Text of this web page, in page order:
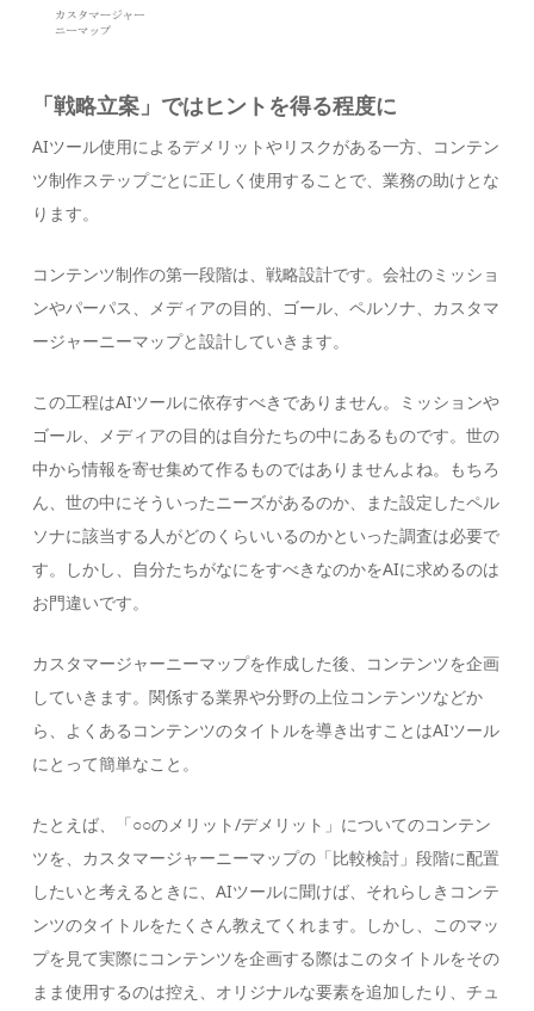
「戦略立案」ではヒントを得る程度に
AIツール使用によるデメリットやリスクがある一方、コンテン
ツ制作ステップごとに正しく使用することで、業務の助けとな
ります。
コンテンツ制作の第一段階は、戦略設計です。会社のミッショ
ンやパーパス、メディアの目的、ゴール、ペルソナ、カスタマ
ージャーニーマップと設計していきます。
この工程はAIツールに依存すべきでありません。ミッションや
ゴール、メディアの目的は自分たちの中にあるものです。世の
中から情報を寄せ集めて作るものではありませんよね。もちろ
ん、世の中にそういったニーズがあるのか、また設定したペル
ソナに該当する人がどのくらいいるのかといった調査は必要で
す。しかし、自分たちがなにをすべきなのかをAIに求めるのは
お門違いです。
カスタマージャーニーマップを作成した後、コンテンツを企画
していきます。関係する業界や分野の上位コンテンツなどか
ら、よくあるコンテンツのタイトルを導き出すことはAIツール
にとって簡単なこと。
たとえば、「○○のメリット/デメリット」についてのコンテン
ツを、カスタマージャーニーマップの「比較検討」段階に配置
したいと考えるときに、AIツールに聞けば、それらしきコンテ
ンツのタイトルをたくさん教えてくれます。しかし、このマッ
プを見て実際にコンテンツを企画する際はこのタイトルをその
まま使用するのは控え、オリジナルな要素を追加したり、チュ